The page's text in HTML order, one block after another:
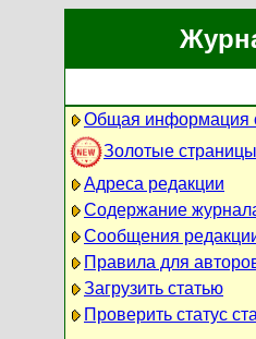
Общая информация
Золотые страницы
Адреса редакции
Содержание
Сообщения
Правила для
Загрузить статью
Проверить статус